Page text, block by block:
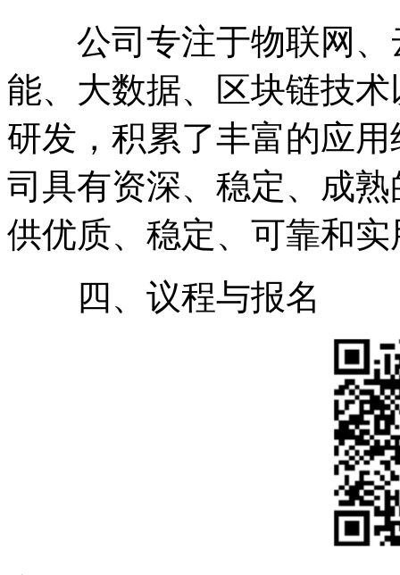
公司专注于物联网、
能、大数据、区块链技
研发，积累了丰富的应
司具有资深、稳定、成
供优质、稳定、可靠和
四、议程与报名